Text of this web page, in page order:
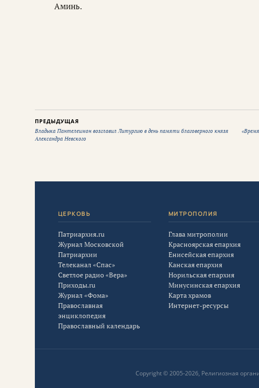
Аминь.
ПРЕДЫДУЩАЯ
Владыка Пантелеимон возглавил Литургию в день памяти благоверного князя
Александра Невского
ЦЕРКОВЬ
Патриархия.ru
Журнал Московской
Патриархии
Телеканал «Спас»
Светлое радио «Вера»
Приходы.ru
Журнал «Фома»
Православная
энциклопедия
Православный календарь
МИТРОПОЛИЯ
Глава митрополии
Красноярская епархия
Енисейская епархия
Канская епархия
Норильская епархия
Минусинская епархия
Карта храмов
Интернет-ресурсы
Copyright © 2005-2026, Религиозная